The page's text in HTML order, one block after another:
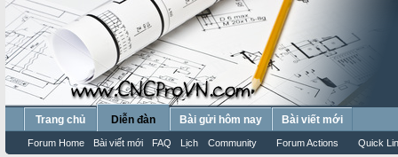
Trang chủ Diễn đàn
Forum Home Bài viết mới FAQ Lịch Community Forum Actions Quick
Bài gửi hôm nay Bài viết mới